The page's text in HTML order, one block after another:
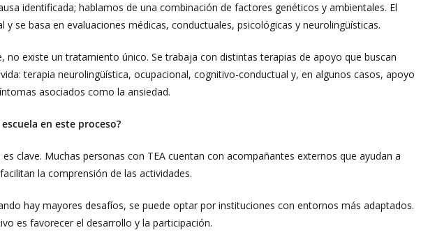
identificada; hablamos de una combinación de factores genéticos y ambientales. El
y se basa en evaluaciones médicas, conductuales, psicológicas y neurolingüísticas.
no existe un tratamiento único. Se trabaja con distintas terapias de apoyo que buscan
terapia neurolingüística, ocupacional, cognitivo-conductual y, en algunos casos, apoyo
asociados como la ansiedad.
en este proceso?
clave. Muchas personas con TEA cuentan con acompañantes externos que ayudan a
la comprensión de las actividades.
hay mayores desafíos, se puede optar por instituciones con entornos más adaptados.
es favorecer el desarrollo y la participación.